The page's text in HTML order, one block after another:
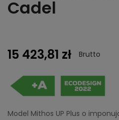
Cadel
15 423,81 zł Brutto
Model Mithos UP Plus o